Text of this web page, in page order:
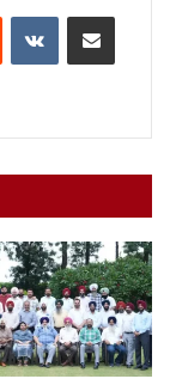
Reddit VKontakteShare via Email